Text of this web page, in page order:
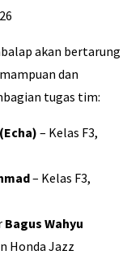
akan bertarung
dan
tugas tim:
– Kelas F3,
– Kelas F3,
Bagus Wahyu
Honda Jazz